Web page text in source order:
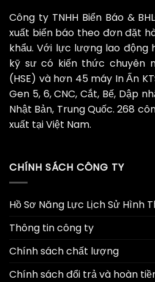
Công ty TNHH Biển Báo &
xuất biển báo theo đơn đặt
khẩu. Với lực lượng lao động
kỹ sư có kiến thức chuyên
(HSE) và hơn 45 máy In Ấn
Gen 5, 6, CNC, Cắt, Bế, Dập
Nhật Bản, Trung Quốc. 268
xuất tại Việt Nam.
CHÍNH SÁCH CÔNG TY
Hồ Sơ Năng Lực Lịch Sử Hình
Thông tin công ty
Chính sách chất lượng
Chính sách đổi trả và hoàn